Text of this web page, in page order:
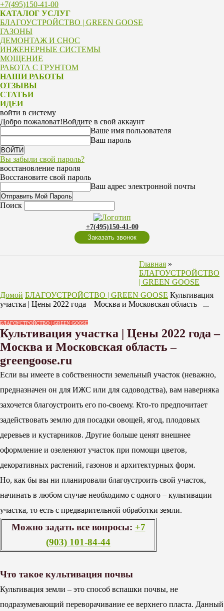
+7(495)150-41-00
КАТАЛОГ УСЛУГ
БЛАГОУСТРОЙСТВО | GREEN GOOSE
ГАЗОНЫ
ДЕМОНТАЖ И СНОС
ИНЖЕНЕРНЫЕ СИСТЕМЫ
МОЩЕНИЕ
РАБОТА С ГРУНТОМ
НАШИ РАБОТЫ
ОТЗЫВЫ
СТАТЬИ
ИДЕИ
войти в систему
Добро пожаловат!Войдите в свой аккаунт
Ваше имя пользователя
Ваш пароль
Вы забыли свой пароль?
восстановление пароля
Восстановите свой пароль
Ваш адрес электронной почты
Поиск
+7(495)150-41-00
Заказать звонок
Главная »
БЛАГОУСТРОЙСТВО
| GREEN GOOSE
Домой БЛАГОУСТРОЙСТВО | GREEN GOOSE Культивация
участка | Цены 2022 года – Москва и Московская область –...
БЛАГОУСТРОЙСТВО | GREEN GOOSE
Культивация участка | Цены 2022 года –
Москва и Московская область –
greengoose.ru
Если вы имеете в собственности земельный участок (неважно,
предназначен он для ИЖС или для садоводства), вам наверняка
захочется благоустроить его по-своему. Кто-то предпочитает
задействовать землю для посадки овощей, ягод, плодовых
деревьев и кустарников. Другие больше ценят внешнее
оформление и озеленяют участок при помощи цветов,
декоративных растений, газонов и архитектурных форм.
Но, как бы вы ни планировали благоустроить свой участок,
начинать в любом случае необходимо с одного – культивации
участка, то есть с предварительной обработки земли.
Можно задать все вопросы: +7
(903) 101-84-44
Что такое культивация почвы
Культивация земли – это способ вспашки почвы, не
подразумевающий переворачивание ее верхнего пласта. Данный